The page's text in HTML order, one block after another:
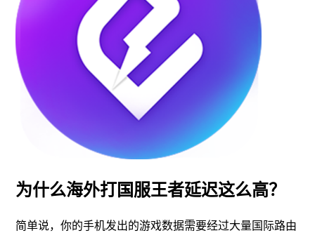
为什么海外打国服王者延迟这么高？
简单说，你的手机发出的游戏数据需要经过大量国际路由